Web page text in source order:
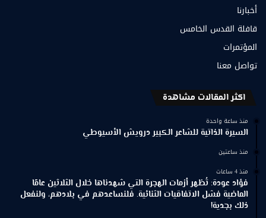
أخبارنا
قافلة القدس الخامس
المؤتمرات
تواصل معنا
اكثر المقالات مشاهدة
منذ ساعة واحدة
السيرة الذاتية للشاعر الكبير درويش الأسيوطي
منذ ساعتين
منذ 4 ساعات
فؤاد عودة: تُظهر أزمات الهجرة التي شهدناها خلال الثلاثين عامًا
الماضية فشل الاتفاقيات الثنائية. فلنساعدهم في بلادهم، ولنفعل
ذلك بجدية!